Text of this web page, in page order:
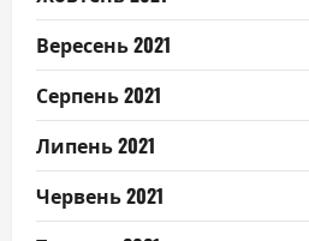
Вересень 2021
Серпень 2021
Липень 2021
Червень 2021